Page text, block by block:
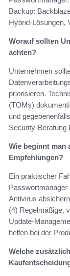
Backup:
Hybrid‑Lösungen,
Worauf sollten
achten?
Unternehmen
priorisieren.
(TOMs)
und
Security‑Beratung
Wie beginnt man
Empfehlungen?
Ein praktischer
Passwortmanager
Antivirus
(4) Regelmäßige,
helfen bei der
Welche